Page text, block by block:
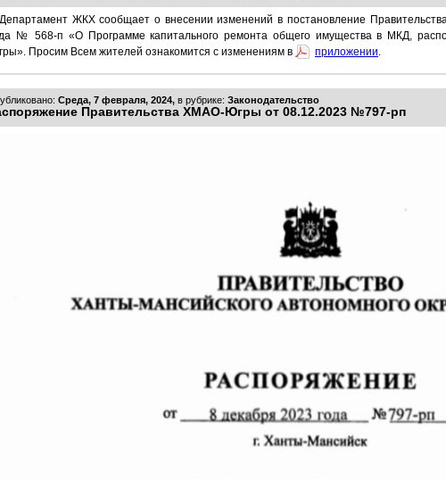
Департамент ЖКХ сообщает о внесении изменений в постановление
№ 568-п «О Программе капитального ремонта общего имущества в МКД,
Просим Всем жителей ознакомится с изменениям в
приложении.
Среда, 7 февраля, 2024, в рубрике: Законодательство
Правительства ХМАО-Югры от 08.12.2023 №797-рп